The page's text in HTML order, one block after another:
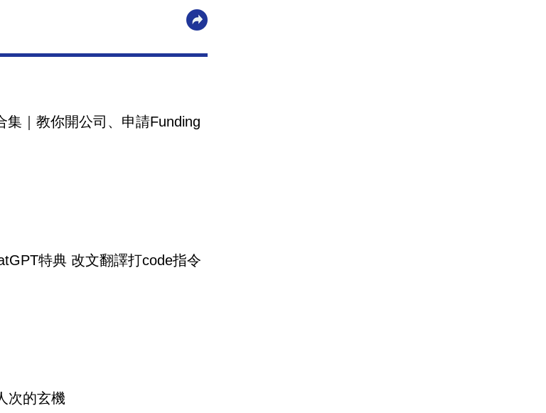
集｜教你開公司、申請Funding
特典 改文翻譯打code指令
次的玄機